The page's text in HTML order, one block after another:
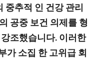
중추적 인 건강 관리
공중 보건 의제를 형
조했습니다.이러한
가 소집 한 고위급 회